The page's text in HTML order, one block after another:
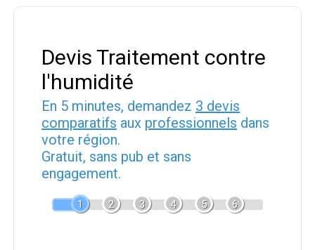
Devis Traitement contre
l'humidité
En 5 minutes, demandez 3 devis
comparatifs aux professionnels dans
votre région.
Gratuit, sans pub et sans
engagement.
1 2 3 4 5 6